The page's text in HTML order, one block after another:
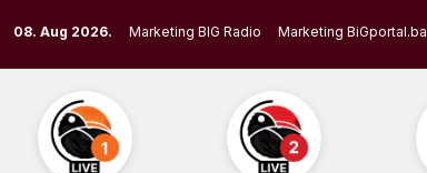
to
content
08. Aug 2026. Marketing BIG Radio Marketing BiGportal.ba